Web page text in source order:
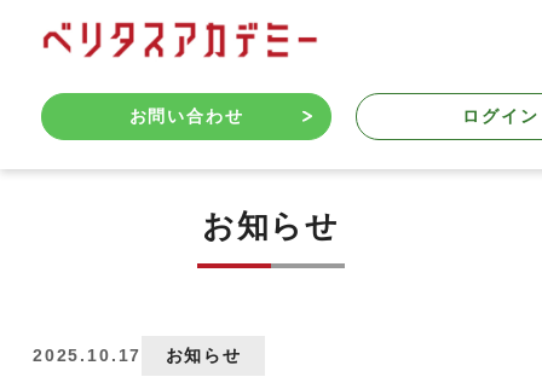
お問い合わせ ログイン
お知らせ
2025.10.17 お知らせ